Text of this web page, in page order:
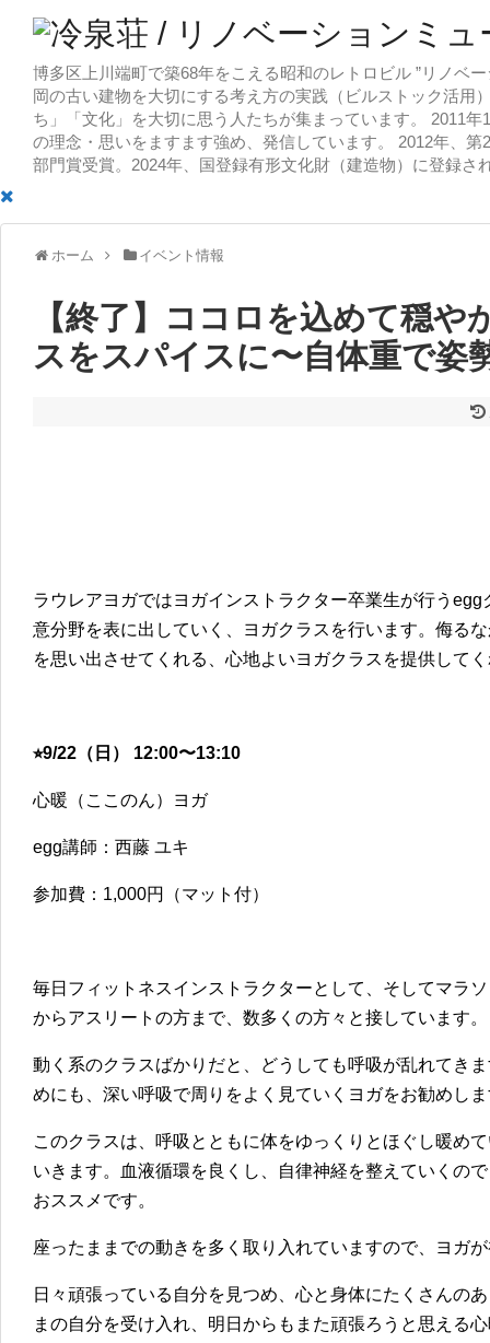
博多区上川端町で築68年をこえる昭和のレトロビル ”リノベ
岡の古い建物を大切にする考え方の実践（ビルストック活用
ち」「文化」を大切に思う人たちが集まっています。 2011
の理念・思いをますます強め、発信しています。 2012年、
部門賞受賞。2024年、国登録有形文化財（建造物）に登録さ
ホーム イベント情報
【終了】ココロを込めて穏や
スをスパイスに〜自体重で姿
ラウレアヨガではヨガインストラクター卒業生が行う
意分野を表に出していく、ヨガクラスを行います。侮る
を思い出させてくれる、心地よいヨガクラスを提供して
⭐︎9/22（日） 12:00〜13:10
心暖（ここのん）ヨガ
egg講師：西藤 ユキ
参加費：1,000円（マット付）
毎日フィットネスインストラクターとして、そしてマラ
からアスリートの方まで、数多くの方々と接しています。
動く系のクラスばかりだと、どうしても呼吸が乱れてき
めにも、深い呼吸で周りをよく見ていくヨガをお勧めし
このクラスは、呼吸とともに体をゆっくりとほぐし暖め
いきます。血液循環を良くし、自律神経を整えていくの
おススメです。
座ったままでの動きを多く取り入れていますので、ヨガ
日々頑張っている自分を見つめ、心と身体にたくさんの
まの自分を受け入れ、明日からもまた頑張ろうと思える